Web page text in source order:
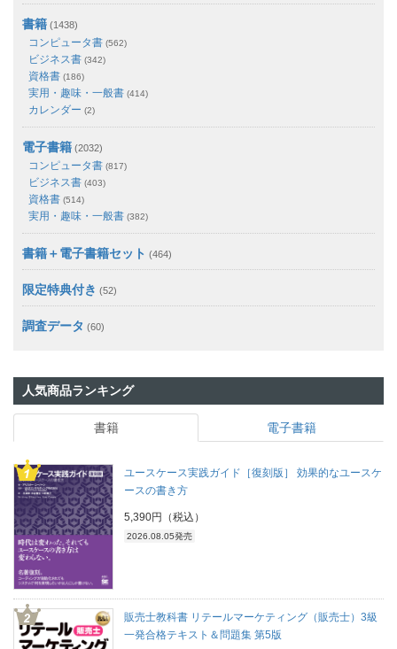
書籍 (1438)
コンピュータ書 (562)
ビジネス書 (342)
資格書 (186)
実用・趣味・一般書 (414)
カレンダー (2)
電子書籍 (2032)
コンピュータ書 (817)
ビジネス書 (403)
資格書 (514)
実用・趣味・一般書 (382)
書籍＋電子書籍セット (464)
限定特典付き (52)
調査データ (60)
人気商品ランキング
書籍 電子書籍
ユースケース実践ガイド［復刻版］ 効果的なユースケ
ースの書き方
5,390円（税込）
2026.08.05発売
販売士教科書 リテールマーケティング（販売士）3級
一発合格テキスト＆問題集 第5版